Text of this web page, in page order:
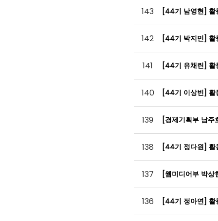
143 [44기 남영현]
142 [44기 박지민]
141 [44기 유채린]
140 [44기 이상빈]
139 [경제기획부 남
138 [44기 정다원]
137 [웹미디어부 박
136 [44기 정아연]